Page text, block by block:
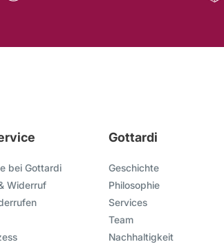
bei Gottardi
Widerruf
Gottardi
Geschichte
Philosophie
Services
Team
Nachhaltigkeit